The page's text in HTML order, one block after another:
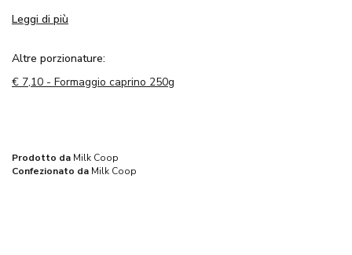
essere adatto all’alimentazione infantile, senza tralasciare le
capacità di facilitare la digestione, rafforzare le ossa, migliorare la
salute cardiovascolare e promuovere il buon funzionamento del
sistema immunitario e del metabolismo.
nei territori di Gesualdo (AV).
Leggi di più
Altre porzionature:
€ 7,10 - Formaggio caprino 250g
Prodotto da Milk Coop
Confezionato da Milk Coop